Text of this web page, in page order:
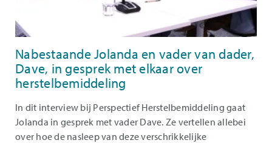
Nabestaande Jolanda en vader van dader,
Dave, in gesprek met elkaar over
herstelbemiddeling
In dit interview bij Perspectief Herstelbemiddeling gaat
Jolanda in gesprek met vader Dave. Ze vertellen allebei
over hoe de nasleep van deze verschrikkelijke